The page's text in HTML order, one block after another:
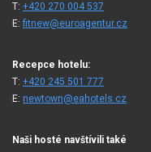
T: +420 270 004 537
E:fitnew@euroagentur.cz
Recepce hotelu:
T: +420 245 501 777
E: newtown@eahotels.cz
Naši hosté navštívili také